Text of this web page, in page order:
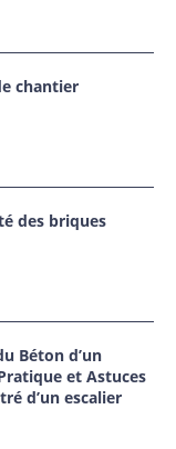
chantier
des briques
Béton d’un
et Astuces
d’un escalier